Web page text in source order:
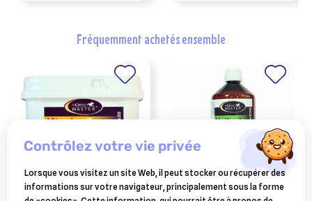
fréquemment achetés ensemble
HORSE MASTER
FARNAM
contrôlez votre vie privée
Lorsque vous visitez un site Web, il peut stocker ou récupérer des
informations sur votre navigateur, principalement sous la forme